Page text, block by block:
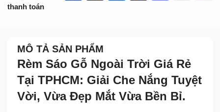
thanh toán
MÔ TẢ SẢN PHẨM
Rèm Sáo Gỗ Ngoài Trời Giá Rẻ
Tại TPHCM: Giải Che Nắng Tuyệt
Vời, Vừa Đẹp Mắt Vừa Bền Bỉ.